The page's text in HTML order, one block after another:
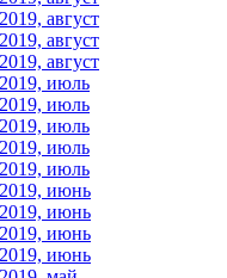
август
август
август
июль
июль
июль
июль
июль
июнь
июнь
июнь
июнь